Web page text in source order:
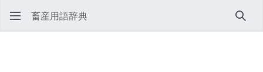
畜産用語辞典 検索